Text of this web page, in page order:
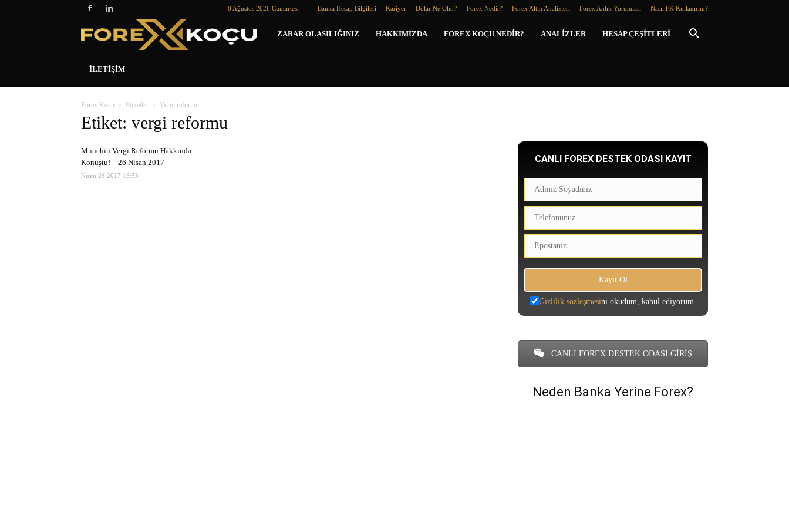
8 Ağustos 2026 Cumartesi Banka Hesap Bilgileri Kariyer Dolar Ne Olur? Forex Nedir? Forex Altın Analizleri Forex Anlık Yorumları Nasıl FK Kullanırım?
Forex
ZARAR OLASILIĞINIZ HAKKIMIZDA FOREX KOÇU NEDIR? ANALIZLER HESAP ÇEŞITLERI
İLETIŞIM
Forex Koçu Etiketler Vergi reformu
Etiket: vergi reformu
Mnuchin Vergi Reformu Hakkında
Konuştu! – 26 Nisan 2017
Nisan 26 2017 15:53
CANLI FOREX DESTEK ODASI KAYIT
Gizlilik sözleşmesini okudum, kabul ediyorum.
CANLI FOREX DESTEK ODASI GİRİŞ
Neden Banka Yerine Forex?